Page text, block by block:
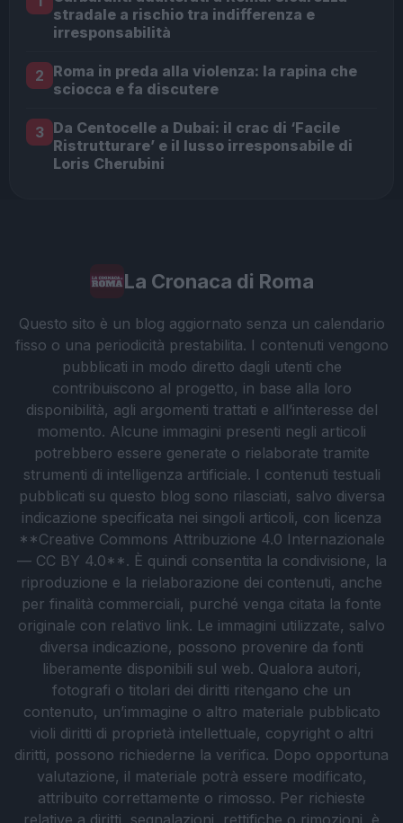
stradale a rischio tra indifferenza e
irresponsabilità
2 Roma in preda alla violenza: la rapina che
sciocca e fa discutere
3 Da Centocelle a Dubai: il crac di ‘Facile
Ristrutturare’ e il lusso irresponsabile di
Loris Cherubini
La Cronaca di Roma
Questo sito è un blog aggiornato senza un calendario
fisso o una periodicità prestabilita. I contenuti vengono
pubblicati in modo diretto dagli utenti che
contribuiscono al progetto, in base alla loro
disponibilità, agli argomenti trattati e all’interesse del
momento. Alcune immagini presenti negli articoli
potrebbero essere generate o rielaborate tramite
strumenti di intelligenza artificiale. I contenuti testuali
pubblicati su questo blog sono rilasciati, salvo diversa
indicazione specificata nei singoli articoli, con licenza
**Creative Commons Attribuzione 4.0 Internazionale
— CC BY 4.0**. È quindi consentita la condivisione, la
riproduzione e la rielaborazione dei contenuti, anche
per finalità commerciali, purché venga citata la fonte
originale con relativo link. Le immagini utilizzate, salvo
diversa indicazione, possono provenire da fonti
liberamente disponibili sul web. Qualora autori,
fotografi o titolari dei diritti ritengano che un
contenuto, un’immagine o altro materiale pubblicato
violi diritti di proprietà intellettuale, copyright o altri
diritti, possono richiederne la verifica. Dopo opportuna
valutazione, il materiale potrà essere modificato,
attribuito correttamente o rimosso. Per richieste